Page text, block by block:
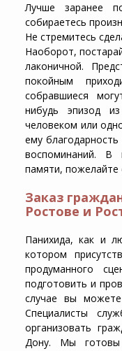
Лучше заранее
собираетесь
Не стремитесь
Наоборот,
лаконичной.
покойным
собравшиеся
нибудь эпизод
человеком или
ему
воспоминаний. В
памяти, пожелайте
Заказ
Ростове и
Панихида, как и
котором
продуманного
подготовить и
случае вы
Специалисты
организовать
Дону. Мы